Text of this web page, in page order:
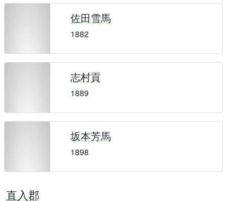
佐田雪馬
1882
志村貢
1889
坂本芳馬
1898
直入郡